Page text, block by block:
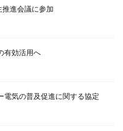
進会議に参加
有効活用へ
電気の普及促進に関する協定